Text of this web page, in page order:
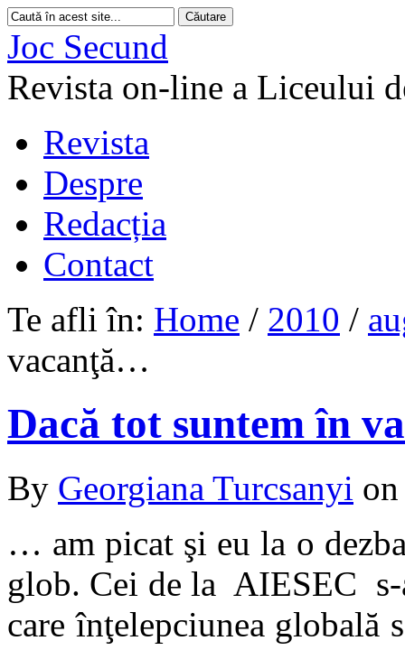
Joc Secund
Revista on-line a Liceului
Revista
Despre
Redacția
Contact
Te afli în: Home / 2010 /
vacanţă…
Dacă tot suntem în
By Georgiana Turcsanyi
… am picat şi eu la o
glob. Cei de la AIESEC s-
care înţelepciunea